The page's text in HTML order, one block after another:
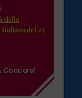
dalla
del 23
Concorsi